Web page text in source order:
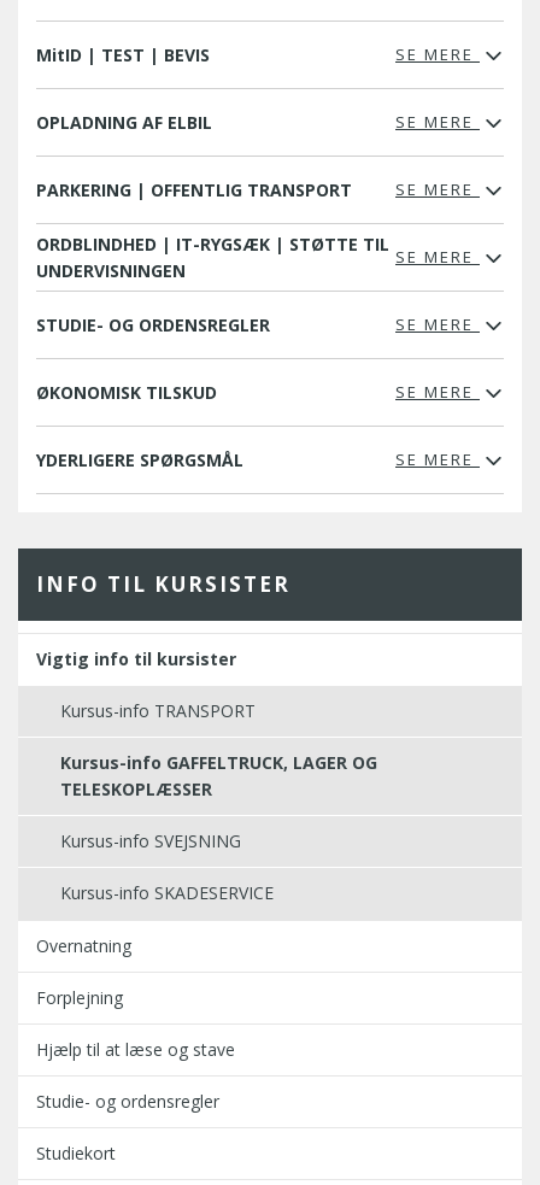
MitID | TEST | BEVIS SE MERE
OPLADNING AF ELBIL SE MERE
PARKERING | OFFENTLIG TRANSPORT SE MERE
ORDBLINDHED | IT-RYGSÆK | STØTTE TIL
UNDERVISNINGEN
SE MERE
STUDIE- OG ORDENSREGLER SE MERE
ØKONOMISK TILSKUD SE MERE
YDERLIGERE SPØRGSMÅL SE MERE
INFO TIL KURSISTER
Vigtig info til kursister
Kursus-info TRANSPORT
Kursus-info GAFFELTRUCK, LAGER OG
TELESKOPLÆSSER
Kursus-info SVEJSNING
Kursus-info SKADESERVICE
Overnatning
Forplejning
Hjælp til at læse og stave
Studie- og ordensregler
Studiekort